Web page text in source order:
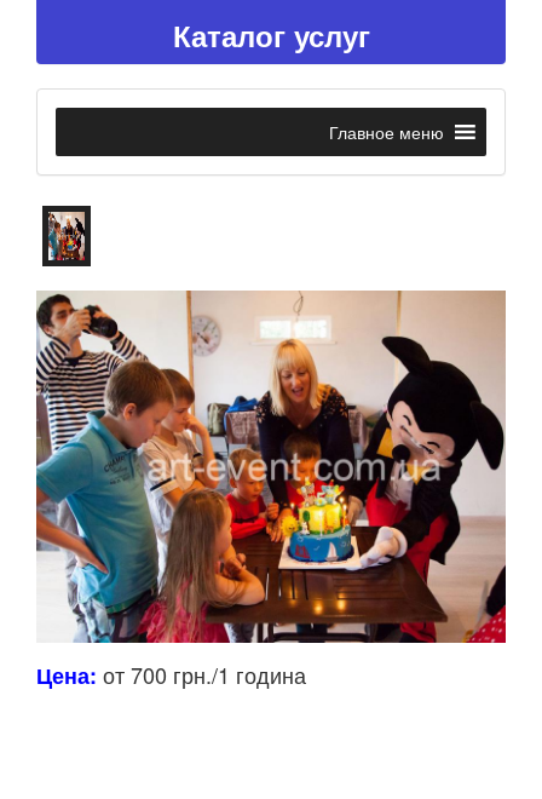
Каталог услуг
Главное меню
Цена: от 700 грн./1 година